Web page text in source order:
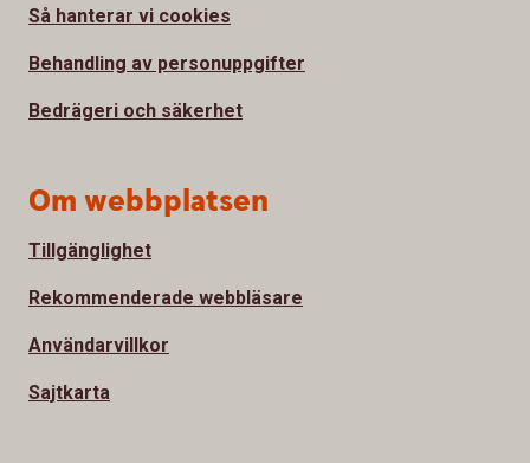
Så hanterar vi cookies
Behandling av personuppgifter
Bedrägeri och säkerhet
Om webbplatsen
Tillgänglighet
Rekommenderade webbläsare
Användarvillkor
Sajtkarta